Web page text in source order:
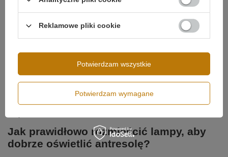
bogata i różnorodna. Można zatem pogubić się w mnogości
ostateczna decyzja zależy m.in. od stylu wnętrza oraz
indywidualnych preferencji. Jedną z częściej wybieranych opcji są
żyrandole do antresoli, które są efektownym i eleganckim
lampy do antresoli świetnie sprawdzą się w przypadku wysokich
sufitów. Na szczególną uwagę zasługują przede wszystkim
modele z opcją regulacji długości. Dzięki temu udogodnieniu
znacznie łatwiej będzie zaaranżować oświetlenie dopasowane do
z antresolą mogą mieć także formę dodatkowego źródła światła.
Instalacja, np. kinkietów wprowadzą dodatkowy klimat i urok do
Jak prawidłowo rozmieścić lampy, aby
dobrze oświetlić antresolę?
Reklamowe pliki cookie
Potwierdzam wymagane
Potwierdzam wszystkie